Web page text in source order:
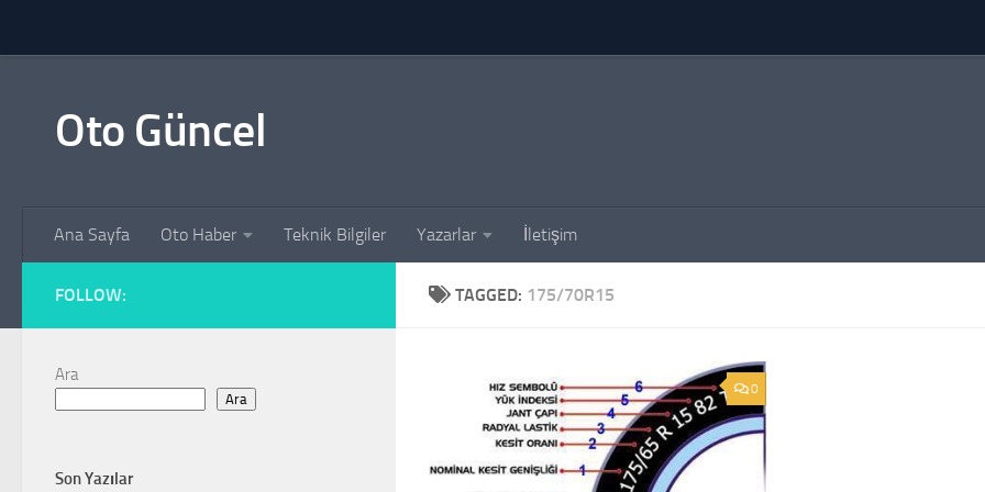
Oto Güncel
Ana Sayfa Oto Haber Teknik Bilgiler Yazarlar İletişim
TAGGED: 175/70R15
0
FOLLOW:
Ara
Ara
Son Yazılar